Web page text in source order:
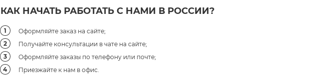
КАК НАЧАТЬ РАБОТАТЬ С НАМИ В РОССИИ?
Оформляйте заказ на сайте;
Получайте консультации в чате на сайте;
Оформляйте заказы по телефону или почте;
Приезжайте к нам в офис.